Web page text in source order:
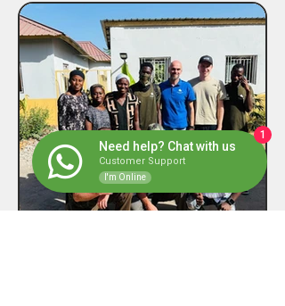
Need help? Chat with us
Customer Support
I'm Online
1